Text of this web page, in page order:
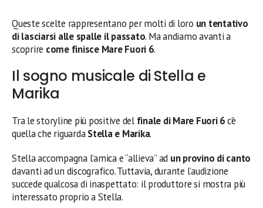
Queste scelte rappresentano per molti di loro un tentativo
di lasciarsi alle spalle il passato. Ma andiamo avanti a
scoprire come finisce Mare Fuori 6.
Il sogno musicale di Stella e
Marika
Tra le storyline più positive del finale di Mare Fuori 6c’è
quella che riguardaStella e Marika.
Stella accompagna l’amica e “allieva” ad un provino di canto
davanti ad un discografico. Tuttavia, durante l’audizione
succede qualcosa di inaspettato: il produttore si mostra più
interessato proprio a Stella.